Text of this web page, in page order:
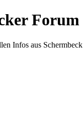
Forum
Infos aus